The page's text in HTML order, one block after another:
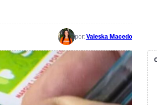
por: Valeska Macedo